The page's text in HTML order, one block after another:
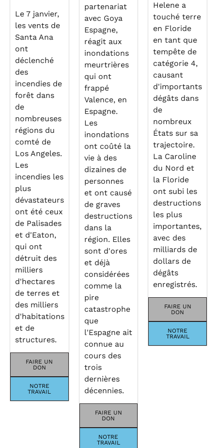
Le 7 janvier,
les vents de
Santa Ana
ont
déclenché
des
incendies de
forêt dans
de
nombreuses
régions du
comté de
Los Angeles.
Les
incendies les
plus
dévastateurs
ont été ceux
de Palisades
et d'Eaton,
qui ont
détruit des
milliers
d'hectares
de terres et
des milliers
d'habitations
et de
structures.
FAIRE UN
DON
NOTRE
TRAVAIL
partenariat
avec Goya
Espagne,
réagit aux
inondations
meurtrières
qui ont
frappé
Valence, en
Espagne.
Les
inondations
ont coûté la
vie à des
dizaines de
personnes
et ont causé
de graves
destructions
dans la
région. Elles
sont d'ores
et déjà
considérées
comme la
pire
catastrophe
que
l'Espagne ait
connue au
cours des
trois
dernières
décennies.
FAIRE UN
DON
NOTRE
TRAVAIL
Helene a
touché terre
en Floride
en tant que
tempête de
catégorie 4,
causant
d'importants
dégâts dans
de
nombreux
États sur sa
trajectoire.
La Caroline
du Nord et
la Floride
ont subi les
destructions
les plus
importantes,
avec des
milliards de
dollars de
dégâts
enregistrés.
FAIRE UN
DON
NOTRE
TRAVAIL